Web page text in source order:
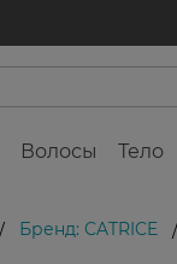
Волосы Тело
/ Бренд: CATRICE /